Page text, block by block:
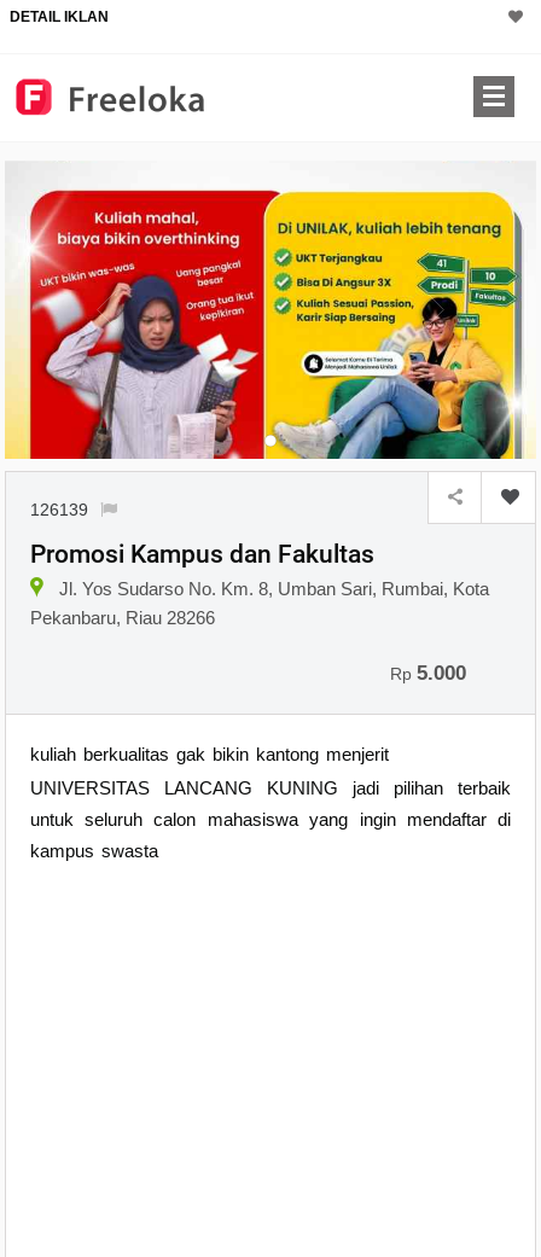
DETAIL IKLAN
126139
Promosi Kampus dan Fakultas
Jl. Yos Sudarso No. Km. 8, Umban Sari, Rumbai, Kota
Pekanbaru, Riau 28266
Rp5.000
kuliah berkualitas gak bikin kantong menjerit
UNIVERSITAS LANCANG KUNING jadi pilihan terbaik
untuk seluruh calon mahasiswa yang ingin mendaftar di
kampus swasta